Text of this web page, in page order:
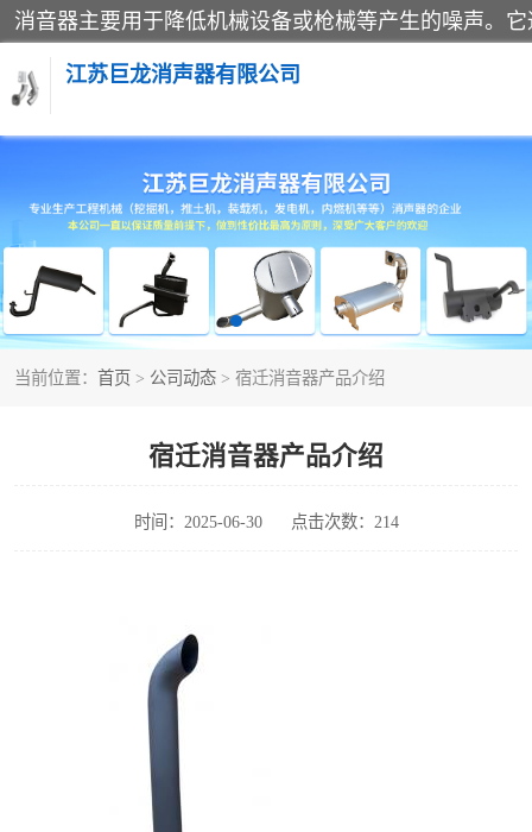
江苏巨龙消声器有限公司
当前位置： 首页 > 公司动态 > 宿迁消音器产品介绍
宿迁消音器产品介绍
时间：2025-06-30 点击次数：214
消声器